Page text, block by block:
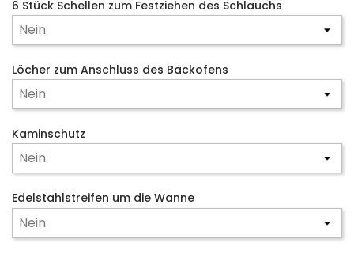
6 Stück Schellen zum Festziehen des Schlauchs
Löcher zum Anschluss des Backofens
Kaminschutz
Edelstahlstreifen um die Wanne